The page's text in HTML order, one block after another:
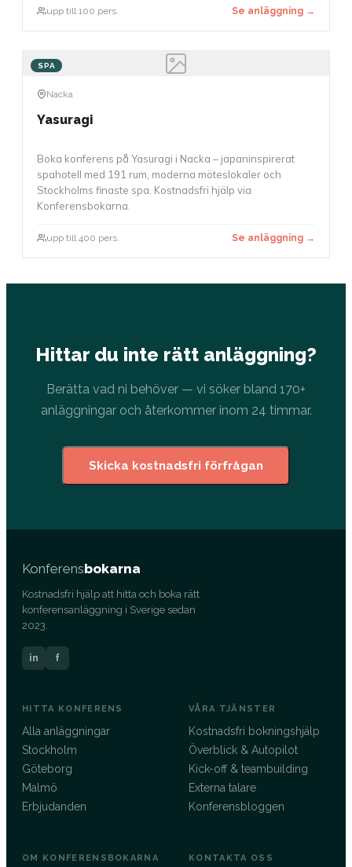
upp till 100 pers. Se anläggning →
SPA
Nacka
Yasuragi
Boka konferens på Yasuragi i Nacka – japaninspirerat
spahotell med 191 rum, moderna möteslokaler och
Stockholms finaste spa. Kostnadsfri hjälp via
Konferensbokarna.
upp till 400 pers. Se anläggning →
Hittar du inte rätt anläggning?
Berätta vad ni behöver — vi söker bland 170+
anläggningar och återkommer inom 24 timmar.
Skicka kostnadsfri förfrågan
Konferensbokarna
Kostnadsfri hjälp att hitta och boka rätt
konferensanläggning i Sverige sedan
2023.
in f
HITTA KONFERENS
Alla anläggningar
Stockholm
Göteborg
Malmö
Erbjudanden
VÅRA TJÄNSTER
Kostnadsfri bokningshjälp
Överblick & Autopilot
Kick-off & teambuilding
Externa talare
Konferensbloggen
OM KONFERENSBOKARNA KONTAKTA OSS